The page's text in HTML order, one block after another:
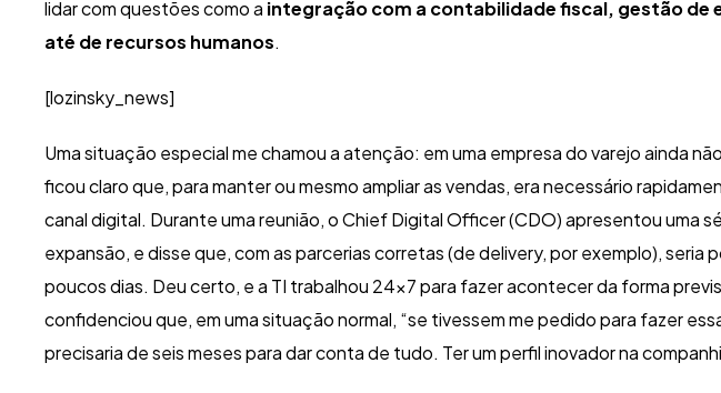
lidar com questões como a integração com a contabilidade fiscal, gestão de
até de recursos humanos.
[lozinsky_news]
Uma situação especial me chamou a atenção: em uma empresa do varejo ainda
ficou claro que, para manter ou mesmo ampliar as vendas, era necessário
canal digital. Durante uma reunião, o Chief Digital Officer (CDO) apresentou uma
expansão, e disse que, com as parcerias corretas (de delivery, por exemplo), seria
poucos dias. Deu certo, e a TI trabalhou 24×7 para fazer acontecer da forma
confidenciou que, em uma situação normal, “se tivessem me pedido para fazer
precisaria de seis meses para dar conta de tudo. Ter um perfil inovador na